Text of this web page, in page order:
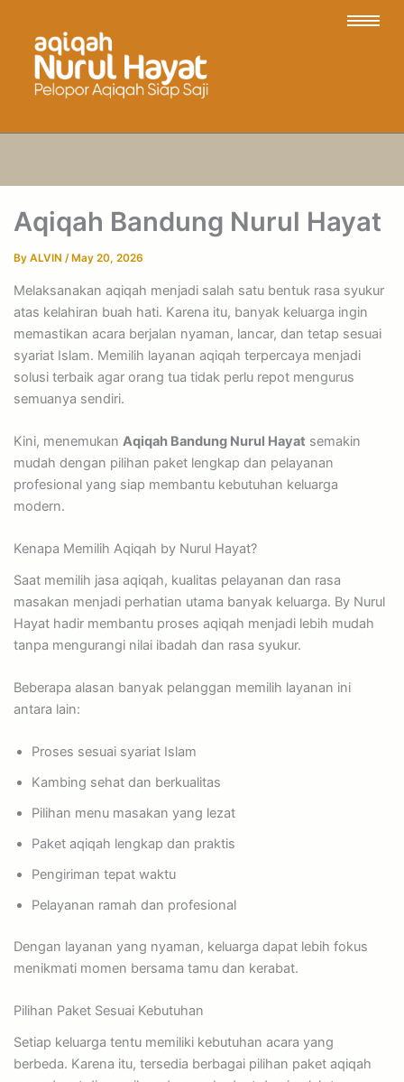
Aqiqah Bandung Nurul Hayat
By ALVIN / May 20, 2026
Melaksanakan aqiqah menjadi salah satu bentuk rasa syukur
atas kelahiran buah hati. Karena itu, banyak keluarga ingin
memastikan acara berjalan nyaman, lancar, dan tetap sesuai
syariat Islam. Memilih layanan aqiqah terpercaya menjadi
solusi terbaik agar orang tua tidak perlu repot mengurus
semuanya sendiri.
Kini, menemukan Aqiqah Bandung Nurul Hayat semakin
mudah dengan pilihan paket lengkap dan pelayanan
profesional yang siap membantu kebutuhan keluarga
modern.
Kenapa Memilih Aqiqah by Nurul Hayat?
Saat memilih jasa aqiqah, kualitas pelayanan dan rasa
masakan menjadi perhatian utama banyak keluarga. By Nurul
Hayat hadir membantu proses aqiqah menjadi lebih mudah
tanpa mengurangi nilai ibadah dan rasa syukur.
Beberapa alasan banyak pelanggan memilih layanan ini
antara lain:
Proses sesuai syariat Islam
Kambing sehat dan berkualitas
Pilihan menu masakan yang lezat
Paket aqiqah lengkap dan praktis
Pengiriman tepat waktu
Pelayanan ramah dan profesional
Dengan layanan yang nyaman, keluarga dapat lebih fokus
menikmati momen bersama tamu dan kerabat.
Pilihan Paket Sesuai Kebutuhan
Setiap keluarga tentu memiliki kebutuhan acara yang
berbeda. Karena itu, tersedia berbagai pilihan paket aqiqah